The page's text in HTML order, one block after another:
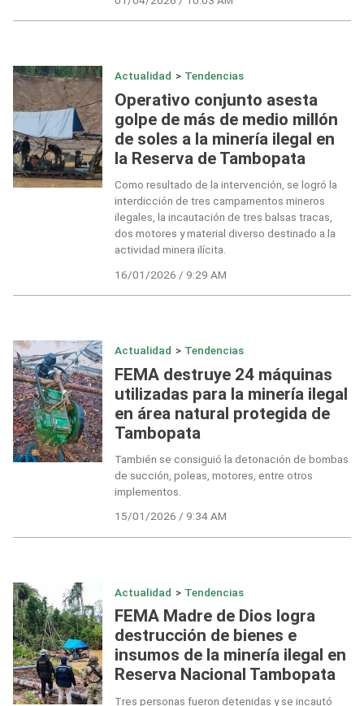
Actualidad > Tendencias
Operativo conjunto asesta
golpe de más de medio millón
de soles a la minería ilegal en
la Reserva de Tambopata
Como resultado de la intervención, se logró la
interdicción de tres campamentos mineros
ilegales, la incautación de tres balsas tracas,
dos motores y material diverso destinado a la
actividad minera ilícita.
16/01/2026 / 9:29 AM
Actualidad > Tendencias
FEMA destruye 24 máquinas
utilizadas para la minería ilegal
en área natural protegida de
Tambopata
También se consiguió la detonación de bombas
de succión, poleas, motores, entre otros
implementos.
15/01/2026 / 9:34 AM
Actualidad > Tendencias
FEMA Madre de Dios logra
destrucción de bienes e
insumos de la minería ilegal en
Reserva Nacional Tambopata
Tres personas fueron detenidas y se incautó